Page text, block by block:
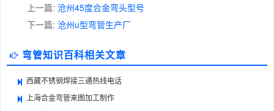
上一篇: 沧州45度合金弯头型号
下一篇: 沧州u型弯管生产厂
弯管知识百科相关文章
西藏不锈钢焊接三通热线电话
上海合金弯管来图加工制作